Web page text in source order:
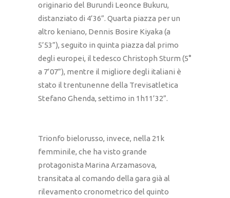
originario del Burundi Leonce Bukuru,
distanziato di 4’36”. Quarta piazza per un
altro keniano, Dennis Bosire Kiyaka (a
5’53”), seguito in quinta piazza dal primo
degli europei, il tedesco Christoph Sturm (5°
a 7’07”), mentre il migliore degli italiani è
stato il trentunenne della Trevisatletica
Stefano Ghenda, settimo in 1h11’32”.
Trionfo bielorusso, invece, nella 21k
femminile, che ha visto grande
protagonista Marina Arzamasova,
transitata al comando della gara già al
rilevamento cronometrico del quinto